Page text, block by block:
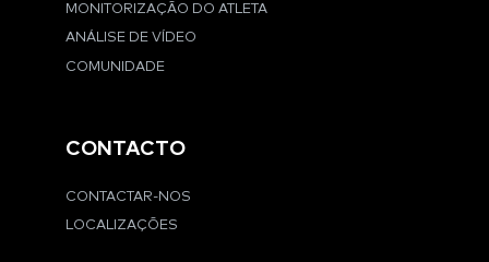
MONITORIZAÇÃO DO ATLETA
ANÁLISE DE VÍDEO
COMUNIDADE
CONTACTO
CONTACTAR-NOS
LOCALIZAÇÕES